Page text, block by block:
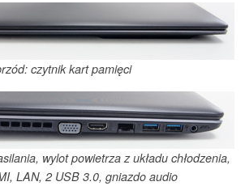
czytnik kart pamięci
wylot powietrza z układu chłodzenia,
LAN, 2 USB 3.0, gniazdo audio